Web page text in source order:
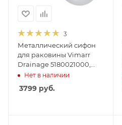
3
Металлический сифон
для раковины Vimarr
Drainage 5180021000,
хром
Нет в наличии
3799 руб.